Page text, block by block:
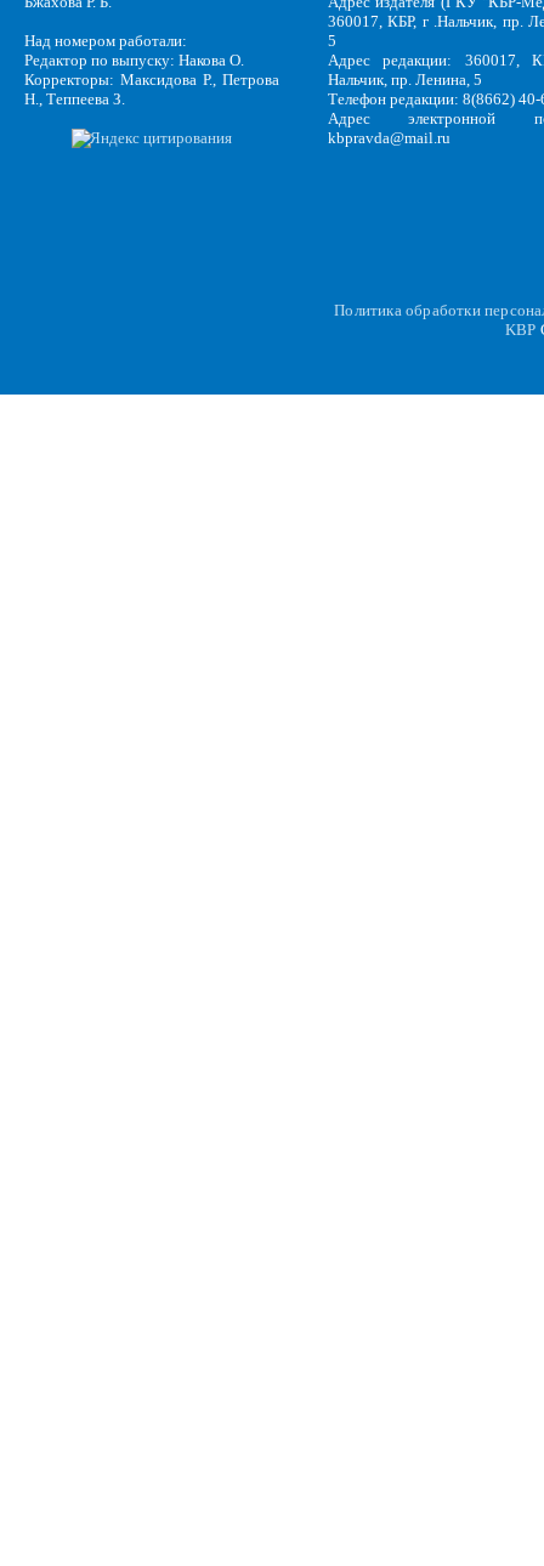
Над номером работали:
Редактор по выпуску: Накова О.
Корректоры: Максидова Р., Петрова
Н., Теппеева З.
360017, КБР, г .Нальчик, пр.
5
Адрес редакции: 360017,
Нальчик, пр. Ленина, 5
Телефон редакции: 8(8662)
Адрес электронной
kbpravda@mail.ru
Политика обработки
KBP